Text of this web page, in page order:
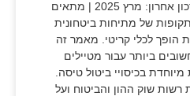
קריטיים לביטול טיסה עדכון אחרון: מרץ 2025 | מתאים
של מתיחות ביטחונית
הופך לכלי קריטי. מאמר זה
ביותר עבור מטיילים
בכיסויי ביטול טיסה.
שוק ההון והביטוח ועל